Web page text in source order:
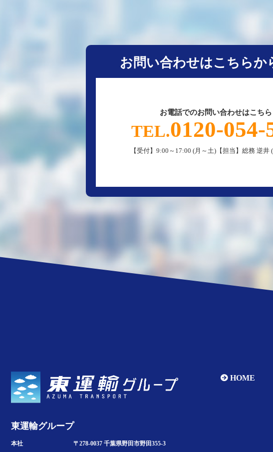
お問い合わせはこちらか
お電話でのお問い合わせはこちら
TEL.0120-054-
【受付】9:00～17:00 (月～土)【担当】総務 逆井
東運輸グループ
本社
〒278-0037 千葉県野田市野田355-3
HOME